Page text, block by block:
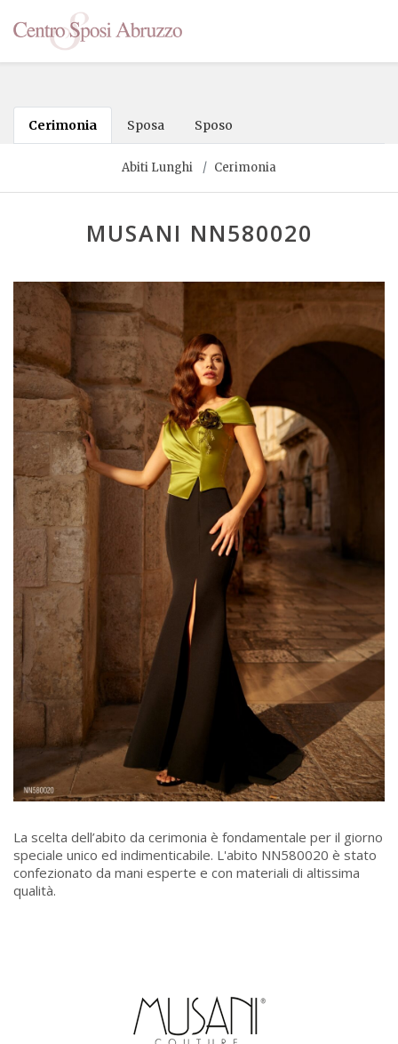
Cerimonia Sposa Sposo
Abiti Lunghi Cerimonia
MUSANI NN580020
La scelta dell’abito da cerimonia è fondamentale per il giorno
speciale unico ed indimenticabile. L'abito NN580020 è stato
confezionato da mani esperte e con materiali di altissima
qualità.